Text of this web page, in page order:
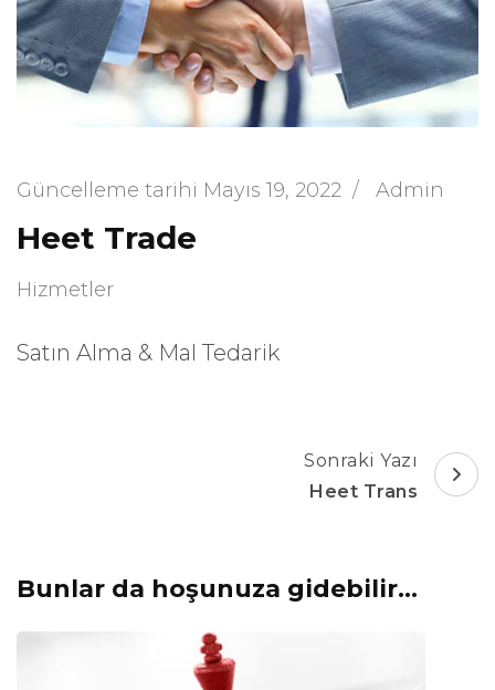
Güncelleme tarihi Mayıs 19, 2022 / Admin
Heet Trade
Hizmetler
Satın Alma & Mal Tedarik
Sonraki Yazı
Heet Trans
Bunlar da hoşunuza gidebilir...